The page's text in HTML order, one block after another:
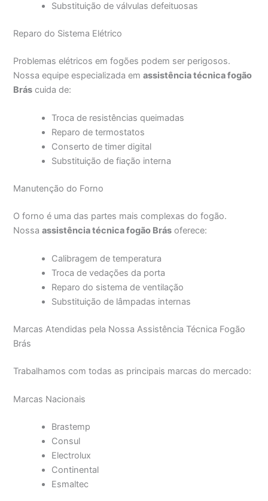
Substituição de válvulas defeituosas
Reparo do Sistema Elétrico
Problemas elétricos em fogões podem ser perigosos.
Nossa equipe especializada emassistência técnica fogão
Brás cuida de:
Troca de resistências queimadas
Reparo de termostatos
Conserto de timer digital
Substituição de fiação interna
Manutenção do Forno
O forno é uma das partes mais complexas do fogão.
Nossaassistência técnica fogão Brás oferece:
Calibragem de temperatura
Troca de vedações da porta
Reparo do sistema de ventilação
Substituição de lâmpadas internas
Marcas Atendidas pela Nossa Assistência Técnica Fogão
Brás
Trabalhamos com todas as principais marcas do mercado:
Marcas Nacionais
Brastemp
Consul
Electrolux
Continental
Esmaltec